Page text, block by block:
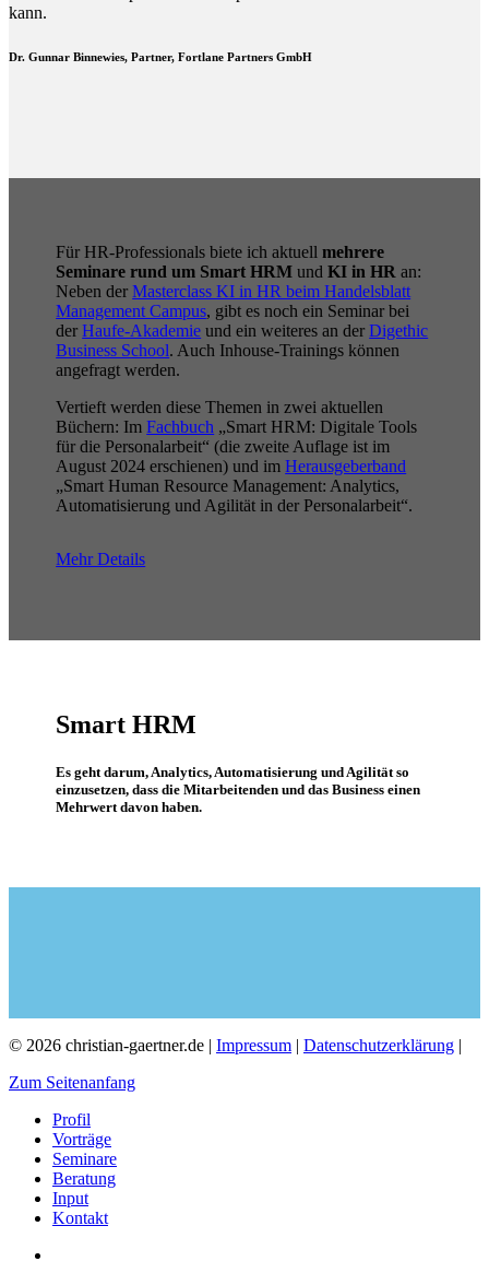
kann.
Dr. Gunnar Binnewies, Partner, Fortlane Partners GmbH
Für HR-Professionals biete ich aktuellmehrere
Seminare rund um Smart HRM undKI in HR an:
Neben derMasterclass KI in HR beim Handelsblatt
Management Campus, gibt es noch ein Seminar bei
derHaufe-Akademie und ein weiteres an derDigethic
Business School. Auch Inhouse-Trainings können
angefragt werden.
Vertieft werden diese Themen in zwei aktuellen
Büchern: ImFachbuch „Smart HRM: Digitale Tools
für die Personalarbeit“ (die zweite Auflage ist im
August 2024 erschienen) und imHerausgeberband
„Smart Human Resource Management: Analytics,
Automatisierung und Agilität in der Personalarbeit“.
Mehr Details
Smart HRM
Es geht darum, Analytics, Automatisierung und Agilität so
einzusetzen, dass die Mitarbeitenden und das Business einen
Mehrwert davon haben.
© 2026 christian-gaertner.de | Impressum | Datenschutzerklärung |
Zum Seitenanfang
Profil
Vorträge
Seminare
Beratung
Input
Kontakt